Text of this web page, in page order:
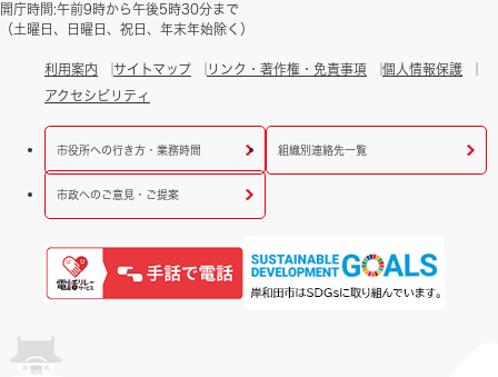
開庁時間:午前9時から午後5時30分まで
（土曜日、日曜日、祝日、年末年始除く）
利用案内 サイトマップ リンク・著作権・免責事項
個人情報保護
アクセシビリティ
市役所への行き方・業務時間 組織別連絡先一覧
市政へのご意見・ご提案